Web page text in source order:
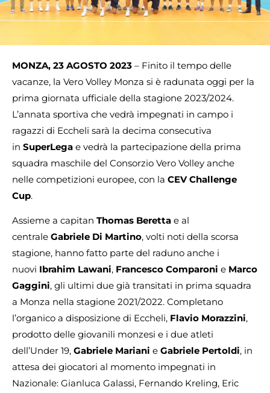
MONZA, 23 AGOSTO 2023 – Finito il tempo delle
vacanze, la Vero Volley Monza si è radunata oggi per la
prima giornata ufficiale della stagione 2023/2024.
L’annata sportiva che vedrà impegnati in campo i
ragazzi di Eccheli sarà la decima consecutiva
in SuperLega e vedrà la partecipazione della prima
squadra maschile del Consorzio Vero Volley anche
nelle competizioni europee, con la CEV Challenge
Cup.
Assieme a capitan Thomas Beretta e al
centrale Gabriele Di Martino, volti noti della scorsa
stagione, hanno fatto parte del raduno anche i
nuovi Ibrahim Lawani, Francesco Comparoni e Marco
Gaggini, gli ultimi due già transitati in prima squadra
a Monza nella stagione 2021/2022. Completano
l’organico a disposizione di Eccheli, Flavio Morazzini,
prodotto delle giovanili monzesi e i due atleti
dell’Under 19, Gabriele Mariani e Gabriele Pertoldi, in
attesa dei giocatori al momento impegnati in
Nazionale: Gianluca Galassi, Fernando Kreling, Eric